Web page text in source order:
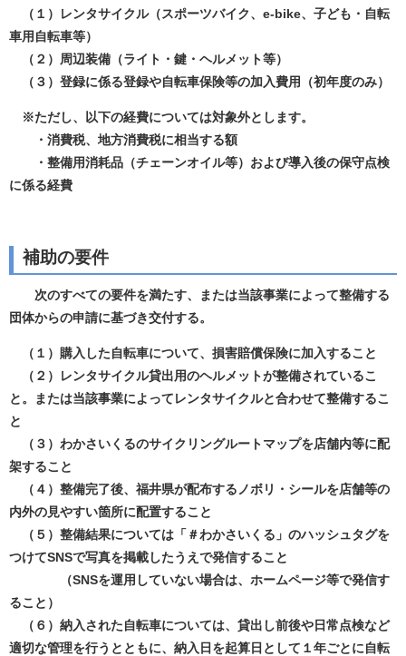
（１）レンタサイクル（スポーツバイク、e-bike、子ども・自転
車用自転車等）
（２）周辺装備（ライト・鍵・ヘルメット等）
（３）登録に係る登録や自転車保険等の加入費用（初年度のみ）
※ただし、以下の経費については対象外とします。
・消費税、地方消費税に相当する額
・整備用消耗品（チェーンオイル等）および導入後の保守点検
に係る経費
補助の要件
次のすべての要件を満たす、または当該事業によって整備する
団体からの申請に基づき交付する。
（１）購入した自転車について、損害賠償保険に加入すること
（２）レンタサイクル貸出用のヘルメットが整備されているこ
と。または当該事業によってレンタサイクルと合わせて整備するこ
と
（３）わかさいくるのサイクリングルートマップを店舗内等に配
架すること
（４）整備完了後、福井県が配布するノボリ・シールを店舗等の
内外の見やすい箇所に配置すること
（５）整備結果については「＃わかさいくる」のハッシュタグを
つけてSNSで写真を掲載したうえで発信すること
（SNSを運用していない場合は、ホームページ等で発信す
ること）
（６）納入された自転車については、貸出し前後や日常点検など
適切な管理を行うとともに、納入日を起算日として１年ごとに自転